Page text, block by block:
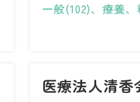
一般(102)、療養
医療法人清